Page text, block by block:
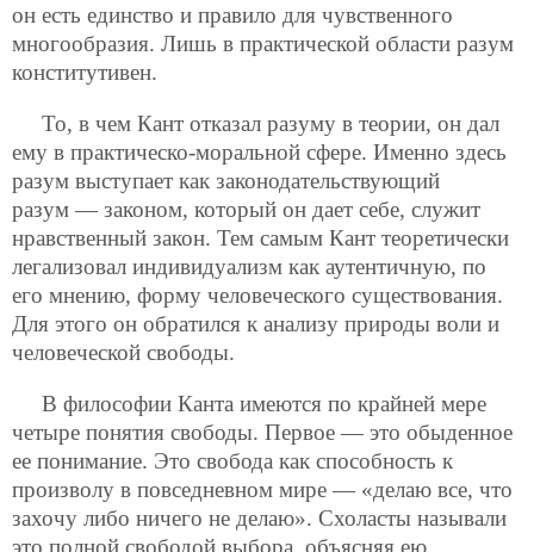
он есть единство и правило для чувственного
многообразия. Лишь в практической области разум
конститутивен.
То, в чем Кант отказал разуму в теории, он дал
ему в практическо-моральной сфере. Именно здесь
разум выступает как законодательствующий
разум — законом, который он дает себе, служит
нравственный закон. Тем самым Кант теоретически
легализовал индивидуализм как аутентичную, по
его мнению, форму человеческого существования.
Для этого он обратился к анализу природы воли и
человеческой свободы.
В философии Канта имеются по крайней мере
четыре понятия свободы. Первое — это обыденное
ее понимание. Это свобода как способность к
произволу в повседневном мире — «делаю все, что
захочу либо ничего не делаю». Схоласты называли
это полной свободой выбора, объясняя ею